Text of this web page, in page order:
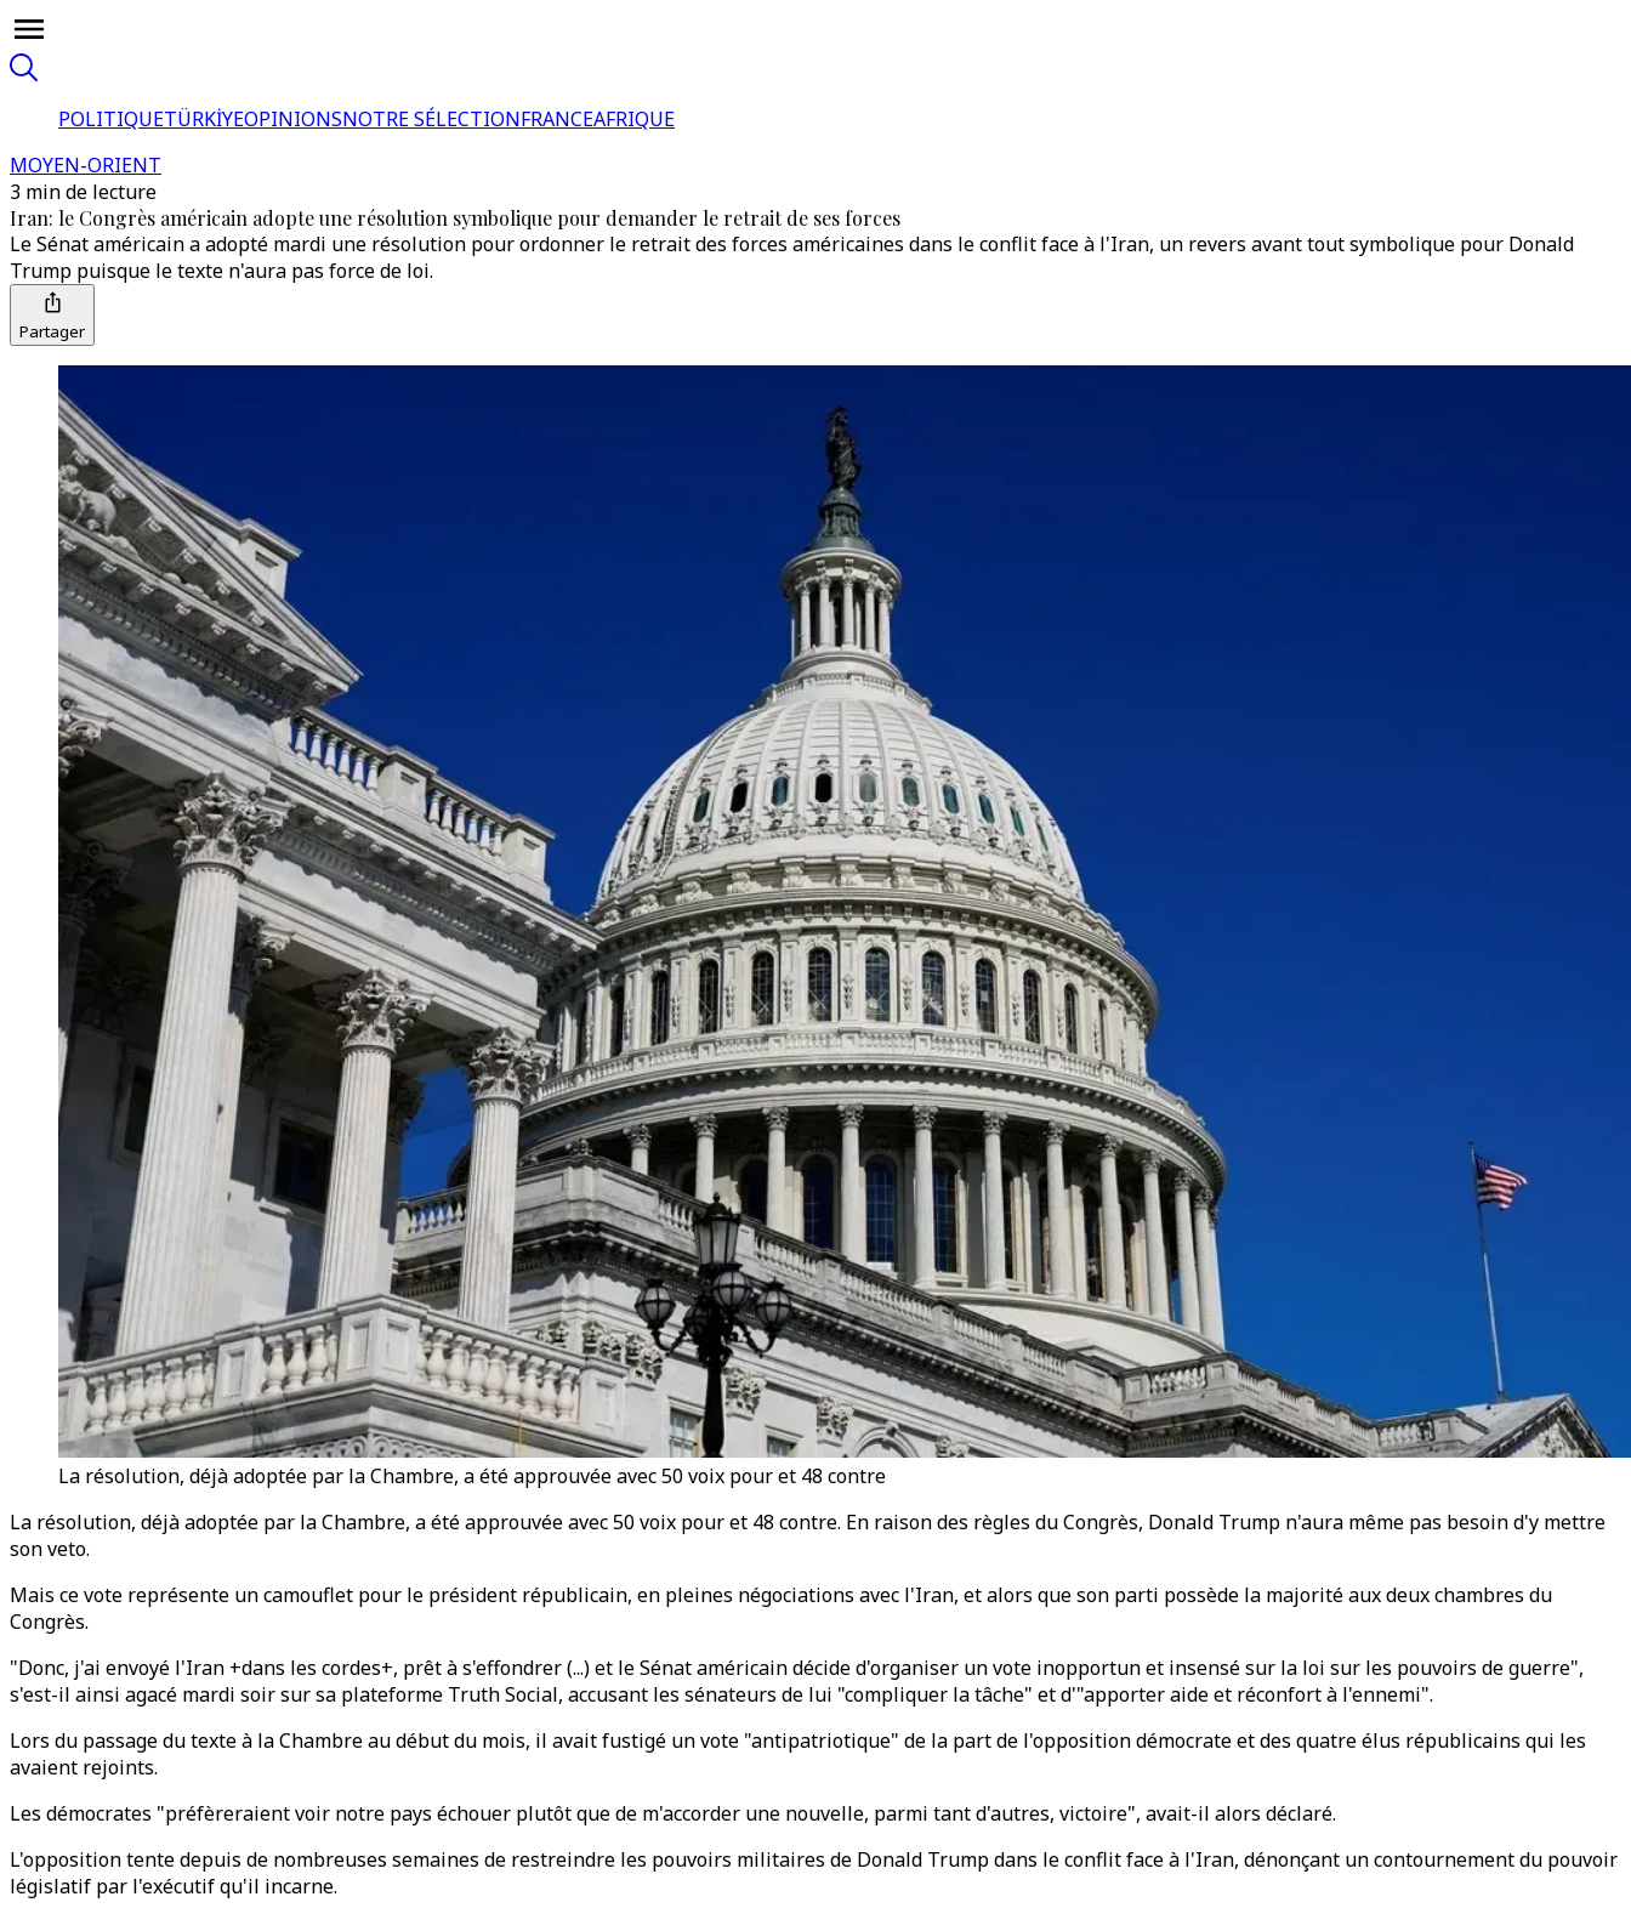
POLITIQUETÜRKİYEOPINIONSNOTRE SÉLECTIONFRANCEAFRIQUE
MOYEN-ORIENT
3 min de lecture
Iran: le Congrès américain adopte une résolution symbolique pour demander le retrait de ses forces
Le Sénat américain a adopté mardi une résolution pour ordonner le retrait des forces américaines dans le conflit face à l'Iran, un revers avant tout symbolique pour Donald
Trump puisque le texte n'aura pas force de loi.
Partager
La résolution, déjà adoptée par la Chambre, a été approuvée avec 50 voix pour et 48 contre
La résolution, déjà adoptée par la Chambre, a été approuvée avec 50 voix pour et 48 contre. En raison des règles du Congrès, Donald Trump n'aura même pas besoin d'y mettre
son veto.
Mais ce vote représente un camouflet pour le président républicain, en pleines négociations avec l'Iran, et alors que son parti possède la majorité aux deux chambres du
Congrès.
"Donc, j'ai envoyé l'Iran +dans les cordes+, prêt à s'effondrer (...) et le Sénat américain décide d'organiser un vote inopportun et insensé sur la loi sur les pouvoirs de guerre",
s'est-il ainsi agacé mardi soir sur sa plateforme Truth Social, accusant les sénateurs de lui "compliquer la tâche" et d'"apporter aide et réconfort à l'ennemi".
Lors du passage du texte à la Chambre au début du mois, il avait fustigé un vote "antipatriotique" de la part de l'opposition démocrate et des quatre élus républicains qui les
avaient rejoints.
Les démocrates "préfèreraient voir notre pays échouer plutôt que de m'accorder une nouvelle, parmi tant d'autres, victoire", avait-il alors déclaré.
L'opposition tente depuis de nombreuses semaines de restreindre les pouvoirs militaires de Donald Trump dans le conflit face à l'Iran, dénonçant un contournement du pouvoir
législatif par l'exécutif qu'il incarne.